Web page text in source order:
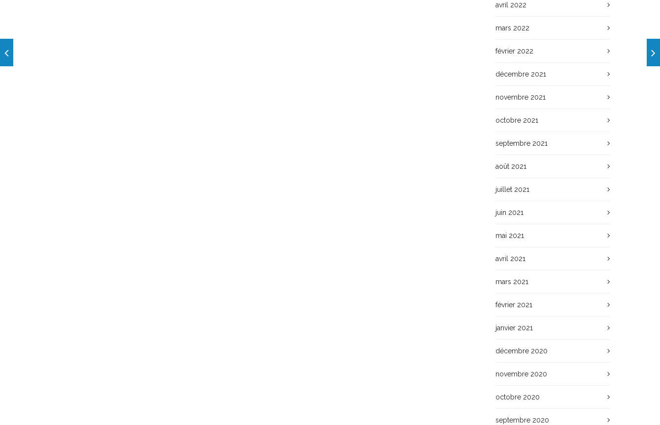
avril 2022
mars 2022
février 2022
décembre 2021
novembre 2021
octobre 2021
septembre 2021
août 2021
juillet 2021
juin 2021
mai 2021
avril 2021
mars 2021
février 2021
janvier 2021
décembre 2020
novembre 2020
octobre 2020
septembre 2020